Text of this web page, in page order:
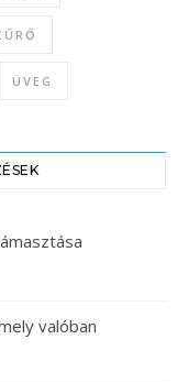
ÜVEG
valóban